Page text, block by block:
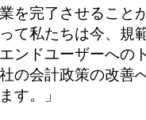
を完了させること
て私たちは今、規
ンドユーザーへの
の会計政策の改善
す。」